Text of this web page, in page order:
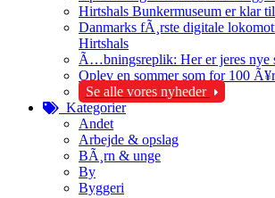
Hirtshals Bunkermuseum er klar
Danmarks fÃ¸rste digitale
Hirtshals
Ã…bningsreplik: Her er jeres nye
Oplev en sommer som for 100
Se alle vores nyheder
Kategorier
Andet
Arbejde & opslag
BÃ¸rn & unge
By
Byggeri